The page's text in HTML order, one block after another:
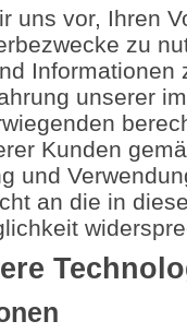
uns vor, Ihren
zu
Informationen
unserer
Kunden
und
an die in